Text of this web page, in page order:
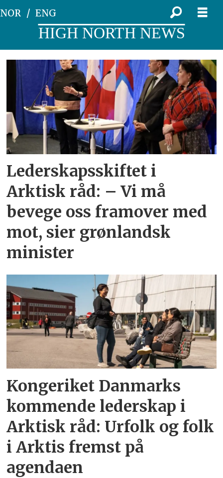
NOR ENG
HIGH NORTH NEWS
Tag:
permanente
deltakere
Lederskapsskiftet i
Arktisk råd: – Vi må
bevege oss framover med
mot, sier grønlandsk
minister
Kongeriket Danmarks
kommende lederskap i
Arktisk råd: Urfolk og folk
i Arktis fremst på
agendaen